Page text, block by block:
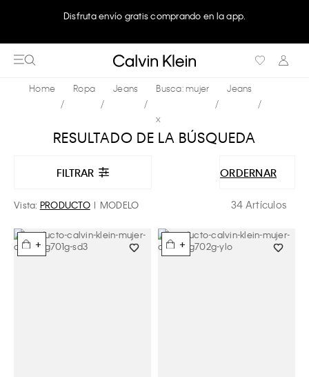
Disfruta envío gratis comprando en la app.
Ropa Jeans Busca: mujer
x
Jeans
RESULTADO DE LA BÚSQUEDA
FILTRAR ORDERNAR
Vista: PRODUCTO MODELO 34 Artículos
+ +